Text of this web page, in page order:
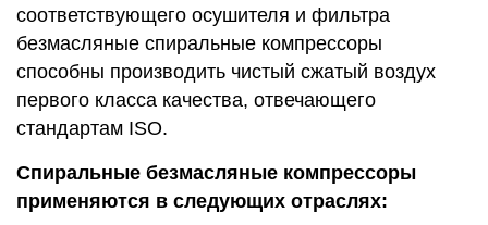
соответствующего осушителя и фильтра
безмасляные спиральные компрессоры
способны производить чистый сжатый воздух
первого класса качества, отвечающего
стандартам ISO.
Спиральные безмасляные компрессоры
применяются в следующих отраслях: